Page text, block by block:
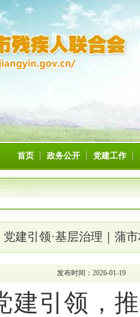
首页 政务公开 党建工作
党建引领·基层治理｜蒲
发布时间：2026-01-19
建引领，